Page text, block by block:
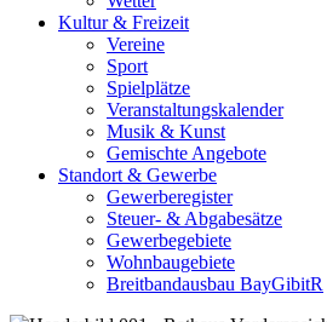
Kultur & Freizeit
Vereine
Sport
Spielplätze
Veranstaltungskalender
Musik & Kunst
Gemischte Angebote
Standort & Gewerbe
Gewerberegister
Steuer- & Abgabesätze
Gewerbegebiete
Wohnbaugebiete
Breitbandausbau BayGibitR